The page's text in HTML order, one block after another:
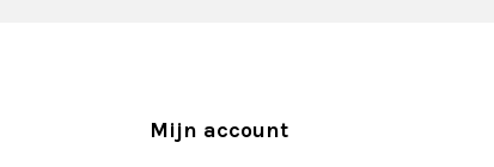
Mijn account